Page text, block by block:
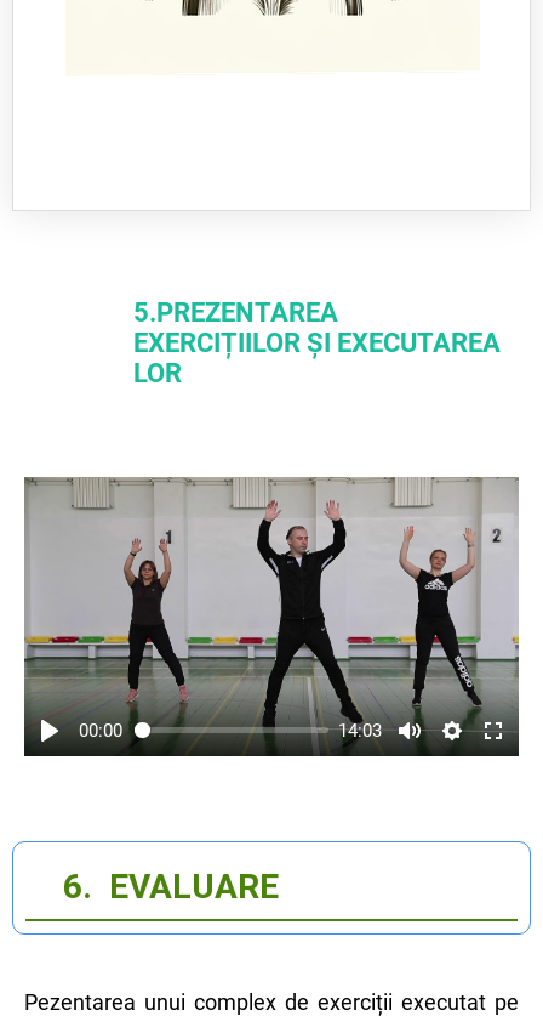
5.PREZENTAREA
EXERCIȚIILOR ȘI EXECUTAREA
LOR
00:00 14:03
6. EVALUARE
Pezentarea unui complex de exerciții executat pe